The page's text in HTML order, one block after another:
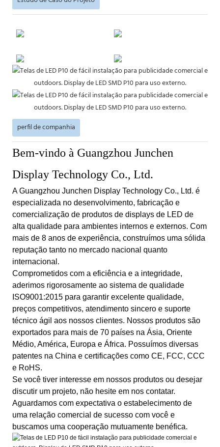
perfil de companhia
Bem-vindo à Guangzhou Junchen
Display Technology Co., Ltd.
A Guangzhou Junchen Display Technology Co., Ltd. é
especializada no desenvolvimento, fabricação e
comercialização de produtos de displays de LED de
alta qualidade para ambientes internos e externos. Com
mais de 8 anos de experiência, construímos uma sólida
reputação tanto no mercado nacional quanto
internacional.
Comprometidos com a eficiência e a integridade,
aderimos rigorosamente ao sistema de qualidade
ISO9001:2015 para garantir excelente qualidade,
preços competitivos, atendimento sincero e suporte
técnico ágil aos nossos clientes. Nossos produtos são
exportados para mais de 70 países na Ásia, Oriente
Médio, América, Europa e África. Possuímos diversas
patentes na China e certificações como CE, FCC, CCC
e RoHS.
Se você tiver interesse em nossos produtos ou desejar
discutir um projeto, não hesite em nos contatar.
Aguardamos com expectativa o estabelecimento de
uma relação comercial de sucesso com você e
buscamos uma cooperação mutuamente benéfica.